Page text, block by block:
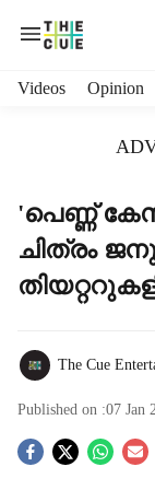
Videos Opinion
'പെണ്ണ്
ചിത്രം
The Cue
Published on :07 Jan
S